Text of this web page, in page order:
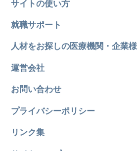
サイトの使い方
就職サポート
人材をお探しの医療機関・企業様
運営会社
お問い合わせ
プライバシーポリシー
リンク集